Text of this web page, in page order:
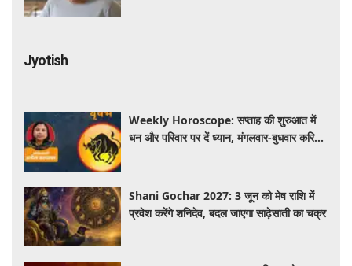
Jyotish
Weekly Horoscope: सप्ताह की शुरुआत में
धन और परिवार पर दें ध्यान, मंगलवार-बुधवार करियर
Shani Gochar 2027: 3 जून को मेष राशि में
प्रवेश करेंगे शनिदेव, बदल जाएगा साढ़ेसाती का चक्र